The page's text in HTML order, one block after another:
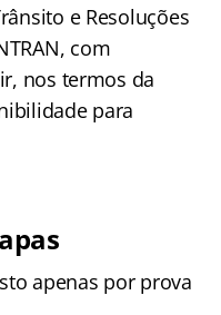
e Resoluções
com
nos termos da
para
apenas por prova